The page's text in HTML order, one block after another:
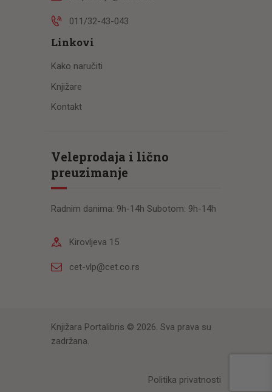
011/32-43-043
Linkovi
Kako naručiti
Knjižare
Kontakt
Veleprodaja i lično
preuzimanje
Radnim danima: 9h-14h Subotom: 9h-14h
Kirovljeva 15
cet-vlp@cet.co.rs
Knjižara Portalibris © 2026. Sva prava su
zadržana.
Politika privatnosti